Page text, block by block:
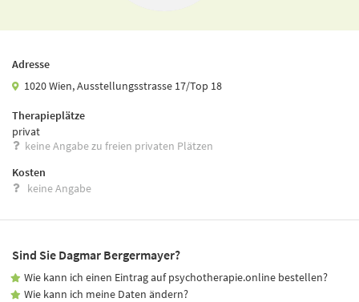
Adresse
1020 Wien, Ausstellungsstrasse 17/Top 18
Therapieplätze
privat
keine Angabe zu freien privaten Plätzen
Kosten
keine Angabe
Sind Sie Dagmar Bergermayer?
Wie kann ich einen Eintrag auf psychotherapie.online bestellen?
Wie kann ich meine Daten ändern?